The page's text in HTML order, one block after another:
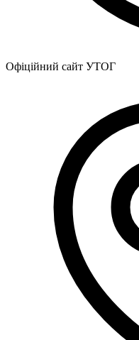
Офіційний сайт УТОГ